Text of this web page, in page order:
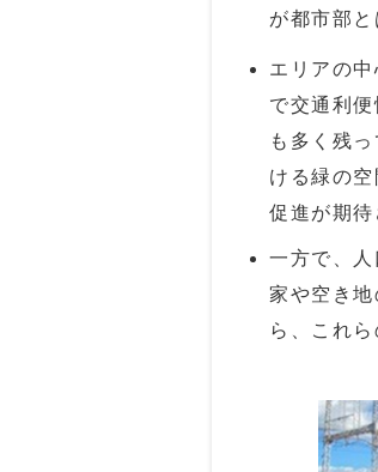
が都市部
エリアの
で交通利
も多く残
ける緑の
促進が期待
一方で、
家や空き
ら、これ